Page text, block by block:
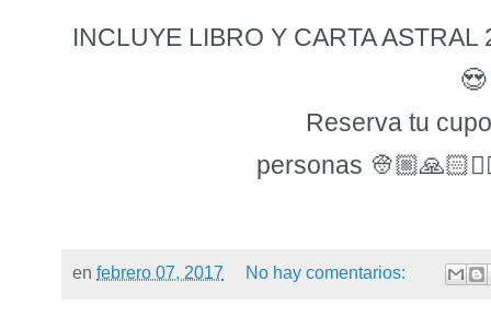
INCLUYE LIBRO Y CARTA
😍
Reserva tu
personas
en febrero 07, 2017 No hay comentarios: